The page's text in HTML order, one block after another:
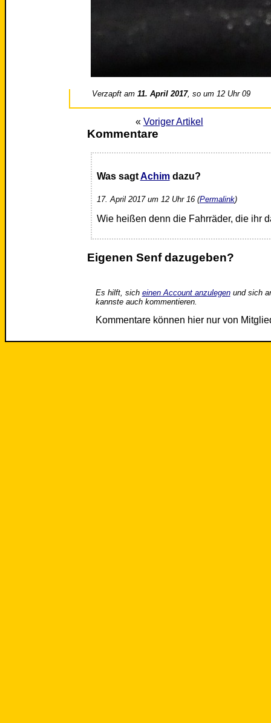
Verzapft am11. April 2017, so um 12 Uhr 09
« Voriger Artikel
Kommentare
Was sagtAchimdazu?
17. April 2017 um 12 Uhr 16 (Permalink)
Wie heißen denn die Fahrräder, die ihr
Eigenen Senf dazugeben?
Es hilft, sich einen Account anzulegenund sich
kannste auch kommentieren.
Kommentare können hier nur von